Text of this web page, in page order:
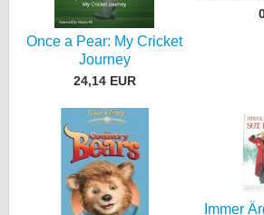
Once a Pear: My Cricket
Journey
24,14 EUR
Immer